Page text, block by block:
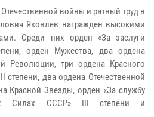
войны и ратный труд в
Яковлев награжден высокими
Среди них орден «За заслуги
орден Мужества, два ордена
Революции, три ордена Красного
два ордена Отечественной
Красной Звезды, орден «За службу
Силах СССР» III степени и